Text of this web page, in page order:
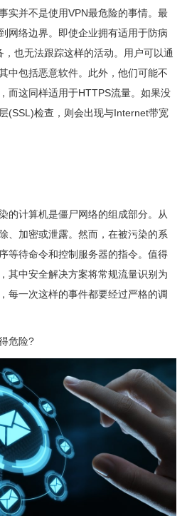
实并不是使用VPN最危险的事情。最
网络边界。即使企业拥有适用于防病
也无法跟踪这样的活动。用户可以通
中包括恶意软件。此外，他们可能不
而这同样适用于HTTPS流量。如果没
(SSL)检查，则会出现与Internet带宽
的计算机是僵尸网络的组成部分。从
、加密或泄露。然而，在被污染的系
等待命令和控制服务器的指令。值得
其中安全解决方案将常规流量识别为
每一次这样的事件都要经过严格的调
危险?